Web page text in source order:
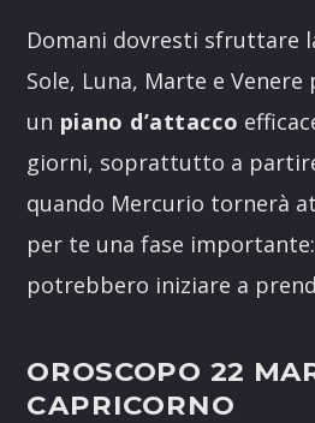
Domani dovresti sfruttare
Sole, Luna, Marte e
un piano d’attacco
giorni, soprattutto a
quando Mercurio tornerà
per te una fase
potrebbero iniziare a
OROSCOPO 22
CAPRICORNO